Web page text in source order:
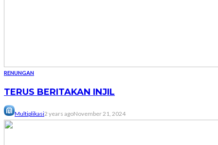
RENUNGAN
TERUS BERITAKAN INJIL
Multiplikasi2 years agoNovember 21, 2024